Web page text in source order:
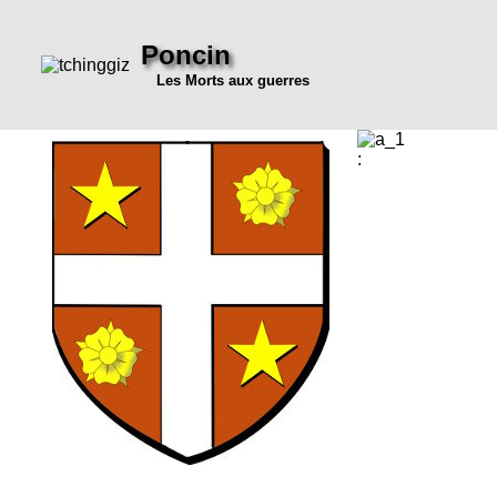
Poncin
Les Morts aux guerres
: